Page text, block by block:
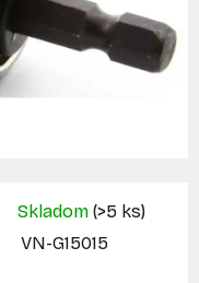
Skladom (>5 ks)
VN-G15015